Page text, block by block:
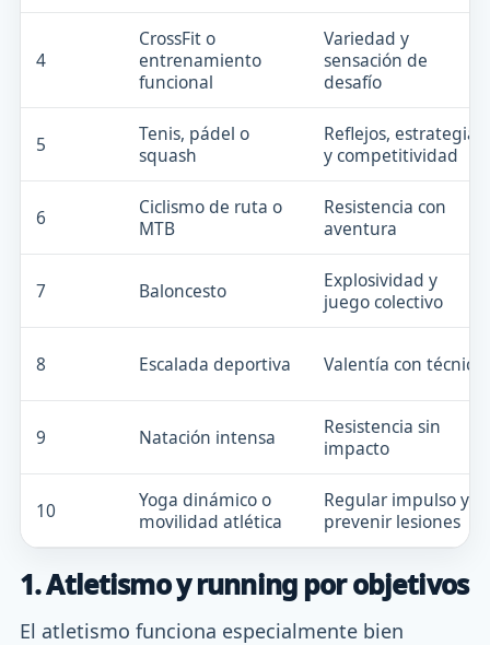
4
CrossFit o
entrenamiento
funcional
Variedad y
sensación de
desafío
5
Tenis, pádel o
squash
Reflejos, estrategia
y competitividad
6
Ciclismo de ruta o
MTB
Resistencia con
aventura
7 Baloncesto
Explosividad y
juego colectivo
8 Escalada deportiva Valentía con técnica
9 Natación intensa
Resistencia sin
impacto
10
Yoga dinámico o
movilidad atlética
Regular impulso y
prevenir lesiones
1. Atletismo y running por objetivos
El atletismo funciona especialmente bien